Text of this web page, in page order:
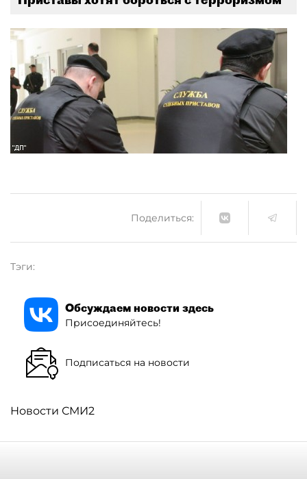
Поделиться:
Тэги:
Обсуждаем новости здесь
Присоединяйтесь!
Подписаться на новости
Новости СМИ2